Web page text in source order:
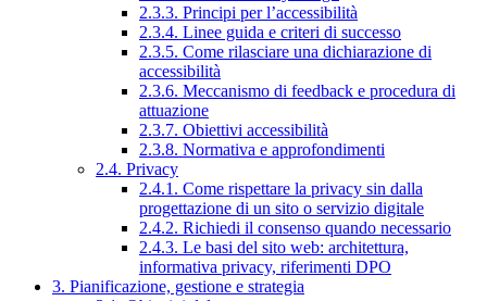
2.3.3. Principi per l’accessibilità
2.3.4. Linee guida e criteri di successo
2.3.5. Come rilasciare una dichiarazione di
accessibilità
2.3.6. Meccanismo di feedback e procedura di
attuazione
2.3.7. Obiettivi accessibilità
2.3.8. Normativa e approfondimenti
2.4. Privacy
2.4.1. Come rispettare la privacy sin dalla
progettazione di un sito o servizio digitale
2.4.2. Richiedi il consenso quando necessario
2.4.3. Le basi del sito web: architettura,
informativa privacy, riferimenti DPO
3. Pianificazione, gestione e strategia